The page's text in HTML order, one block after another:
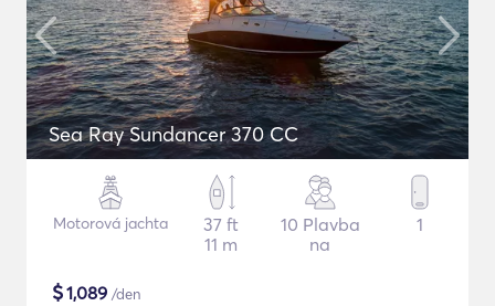
Sea Ray Sundancer 370 CC
Motorová jachta
37 ft
11 m
10 Plavba
na
1
$1,089 /den